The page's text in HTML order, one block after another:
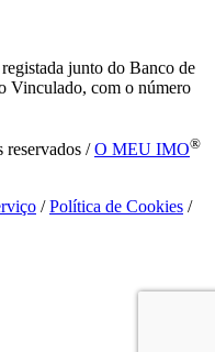
junto do Banco de
Vinculado, com o número
/O MEU IMO®
/Política de Cookies /